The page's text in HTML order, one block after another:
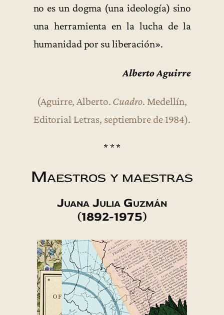
no es un dogma (una ideología) sino
una herramienta en la lucha de la
humanidad por su liberación».
Alberto Aguirre
(Aguirre, Alberto. Cuadro. Medellín,
Editorial Letras, septiembre de 1984).
* * *
Maestros y maestras
Juana Julia Guzmán
(1892-1975)